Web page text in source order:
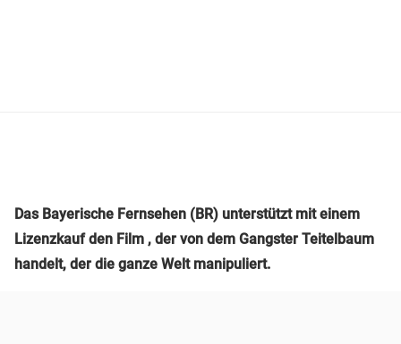
Das Bayerische Fernsehen (BR) unterstützt mit einem
Lizenzkauf den Film , der von dem Gangster Teitelbaum
handelt, der die ganze Welt manipuliert.